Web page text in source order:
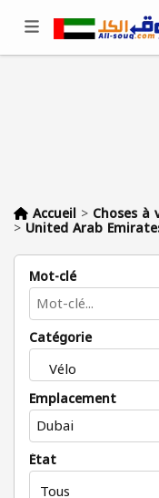
Accueil > Choses à
> United Arab
Mot-clé
Catégorie
Emplacement
État